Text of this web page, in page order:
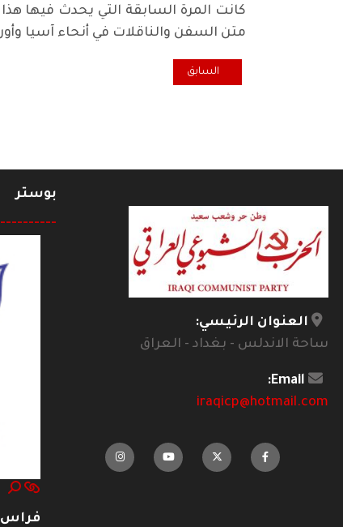
متن السفن والناقلات في أنحاء آسيا
المقال السابق: صعوبات تواجه تشكيل حكومة تل
السابق
العنوان الرئيسي:
ساحة الاندلس - بغداد - العراق
Email:
iraqicp@hotmail.com
بوستر
فراس